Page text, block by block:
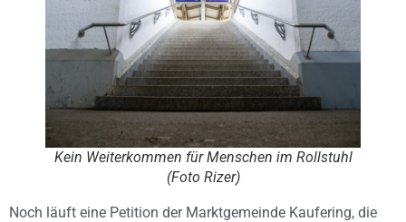
Kein Weiterkommen für Menschen im Rollstuhl
(Foto Rizer)
Noch läuft eine Petition der Marktgemeinde Kaufering, die